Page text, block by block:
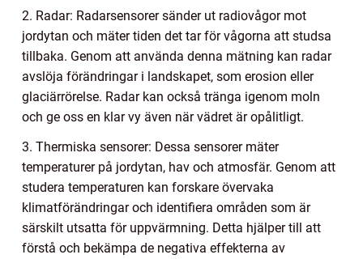
2. Radar: Radarsensorer sänder ut radiovågor mot
jordytan och mäter tiden det tar för vågorna att studsa
tillbaka. Genom att använda denna mätning kan radar
avslöja förändringar i landskapet, som erosion eller
glaciärrörelse. Radar kan också tränga igenom moln
och ge oss en klar vy även när vädret är opålitligt.
3. Thermiska sensorer: Dessa sensorer mäter
temperaturer på jordytan, hav och atmosfär. Genom att
studera temperaturen kan forskare övervaka
klimatförändringar och identifiera områden som är
särskilt utsatta för uppvärmning. Detta hjälper till att
förstå och bekämpa de negativa effekterna av